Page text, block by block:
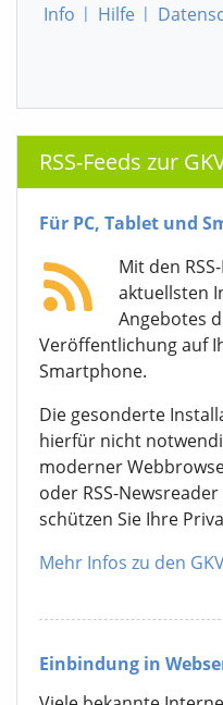
Info | Hilfe |
RSS-Feeds zur
Für PC, Tablet und
Mit den
aktuellsten
Angebotes
Veröffentlichung auf
Smartphone.
Die gesonderte
hierfür nicht
moderner
oder RSS-
schützen Sie Ihre
Mehr Infos zu den
Einbindung in